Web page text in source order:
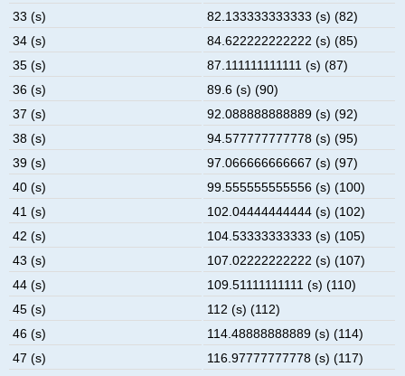
33 (s)
82.133333333333 (s) (82)
34 (s)
84.622222222222 (s) (85)
35 (s)
87.111111111111 (s) (87)
36 (s)
89.6 (s) (90)
37 (s)
92.088888888889 (s) (92)
38 (s)
94.577777777778 (s) (95)
39 (s)
97.066666666667 (s) (97)
40 (s)
99.555555555556 (s) (100)
41 (s)
102.04444444444 (s) (102)
42 (s)
104.53333333333 (s) (105)
43 (s)
107.02222222222 (s) (107)
44 (s)
109.51111111111 (s) (110)
45 (s)
112 (s) (112)
46 (s)
114.48888888889 (s) (114)
47 (s)
116.97777777778 (s) (117)